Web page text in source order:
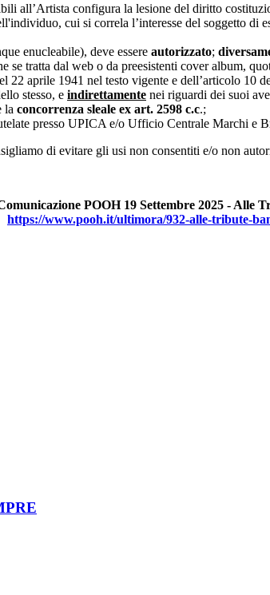
all’Artista configura la lesione del diritto
cui si correla l’interesse del soggetto di
enucleabile), deve essere autorizzato;
se tratta dal web o da preesistenti cover album,
aprile 1941 nel testo vigente e dell’articolo 10
stesso, e indirettamente nei riguardi dei suoi
la concorrenza sleale ex art. 2598 c.c.;
presso UPICA e/o Ufficio Centrale Marchi e
di evitare gli usi non consentiti e/o non
POOH 19 Settembre 2025 - Alle
https://www.pooh.it/ultimora/932-alle-tribute-